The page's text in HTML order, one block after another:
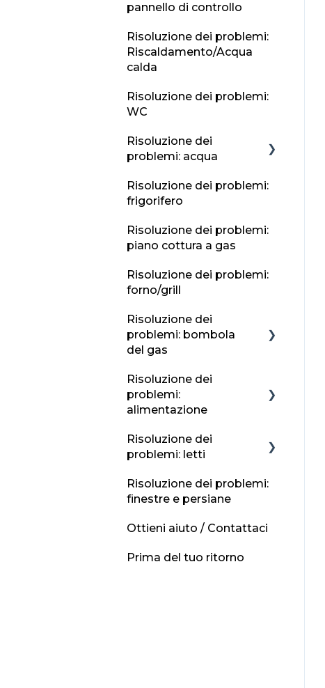
un danno al Regno
Informazioni sui
contatti di emergenza
Batteria del veicolo
piatta
Errore di rifornimento
pannello di controllo
Risoluzione dei problemi:
Riscaldamento/Acqua
calda
Risoluzione dei problemi:
WC
Risoluzione dei
problemi: acqua
Rubinetti e lavandini
Risoluzione dei problemi:
frigorifero
Risoluzione dei problemi:
piano cottura a gas
Risoluzione dei problemi:
forno/grill
Risoluzione dei
problemi: bombola
del gas
Posizioni di ricarica
Gas in bombola
Se senti odore di gas?
Risoluzione dei
problemi:
alimentazione
Pannelli solari
230 V
libero
Risoluzione dei
problemi: letti
Altre conversioni del
letto
Conversione da pranzo
Risoluzione dei problemi:
finestre e persiane
Ottieni aiuto / Contattaci
Prima del tuo ritorno